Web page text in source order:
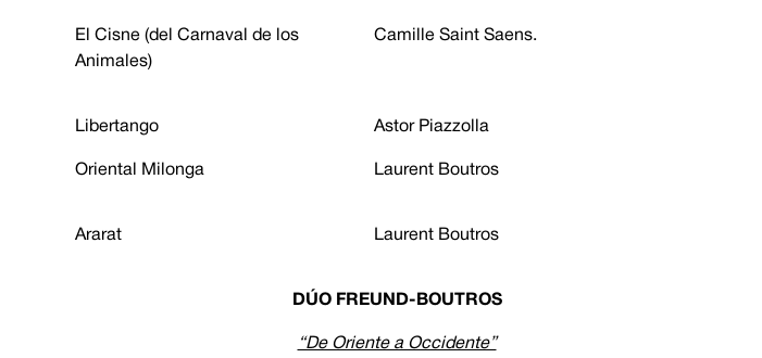
El Cisne (del Carnaval de los
Animales)
Camille Saint Saens.
Libertango
Oriental Milonga
Astor Piazzolla
Laurent Boutros
Ararat Laurent Boutros
DÚO FREUND-BOUTROS
“De Oriente a Occidente”